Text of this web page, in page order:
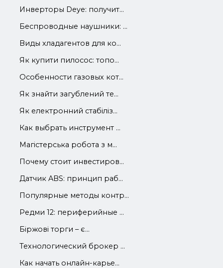
Инверторы Deye: получит...
Беспроводные наушники: ...
Виды хладагентов для ко...
Як купити пилосос: топо...
Особенности газовых кот...
Як знайти загублений те...
Як електронний стабіліз...
Как выбрать инструмент ...
Магістерська робота з м...
Почему стоит инвестиров...
Датчик ABS: принцип раб...
Популярные методы контр...
Редми 12: периферийные ...
Біржові торги – є...
Технологический брокер ...
Как начать онлайн-карье...